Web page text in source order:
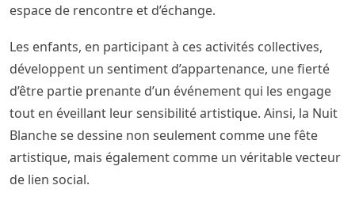
espace de rencontre et d’échange.
Les enfants, en participant à ces activités collectives,
développent un sentiment d’appartenance, une fierté
d’être partie prenante d’un événement qui les engage
tout en éveillant leur sensibilité artistique. Ainsi, la Nuit
Blanche se dessine non seulement comme une fête
artistique, mais également comme un véritable vecteur
de lien social.